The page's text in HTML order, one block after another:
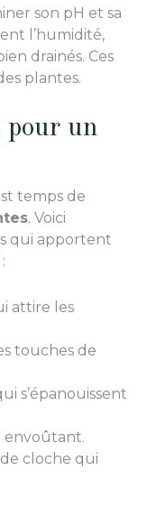
son pH et sa
l’humidité,
drainés. Ces
plantes.
pour un
temps de
. Voici
qui apportent
attire les
touches de
s’épanouissent
envoûtant.
cloche qui